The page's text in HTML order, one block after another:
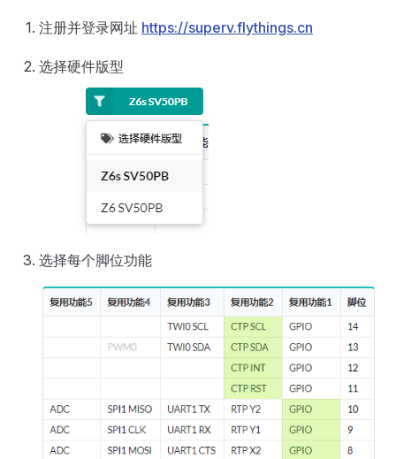
注册并登录网址 https://superv.flythings.cn
选择硬件版型
选择每个脚位功能